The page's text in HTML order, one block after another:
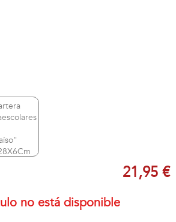
21,95 €
no está disponible